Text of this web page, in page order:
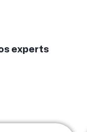
experts